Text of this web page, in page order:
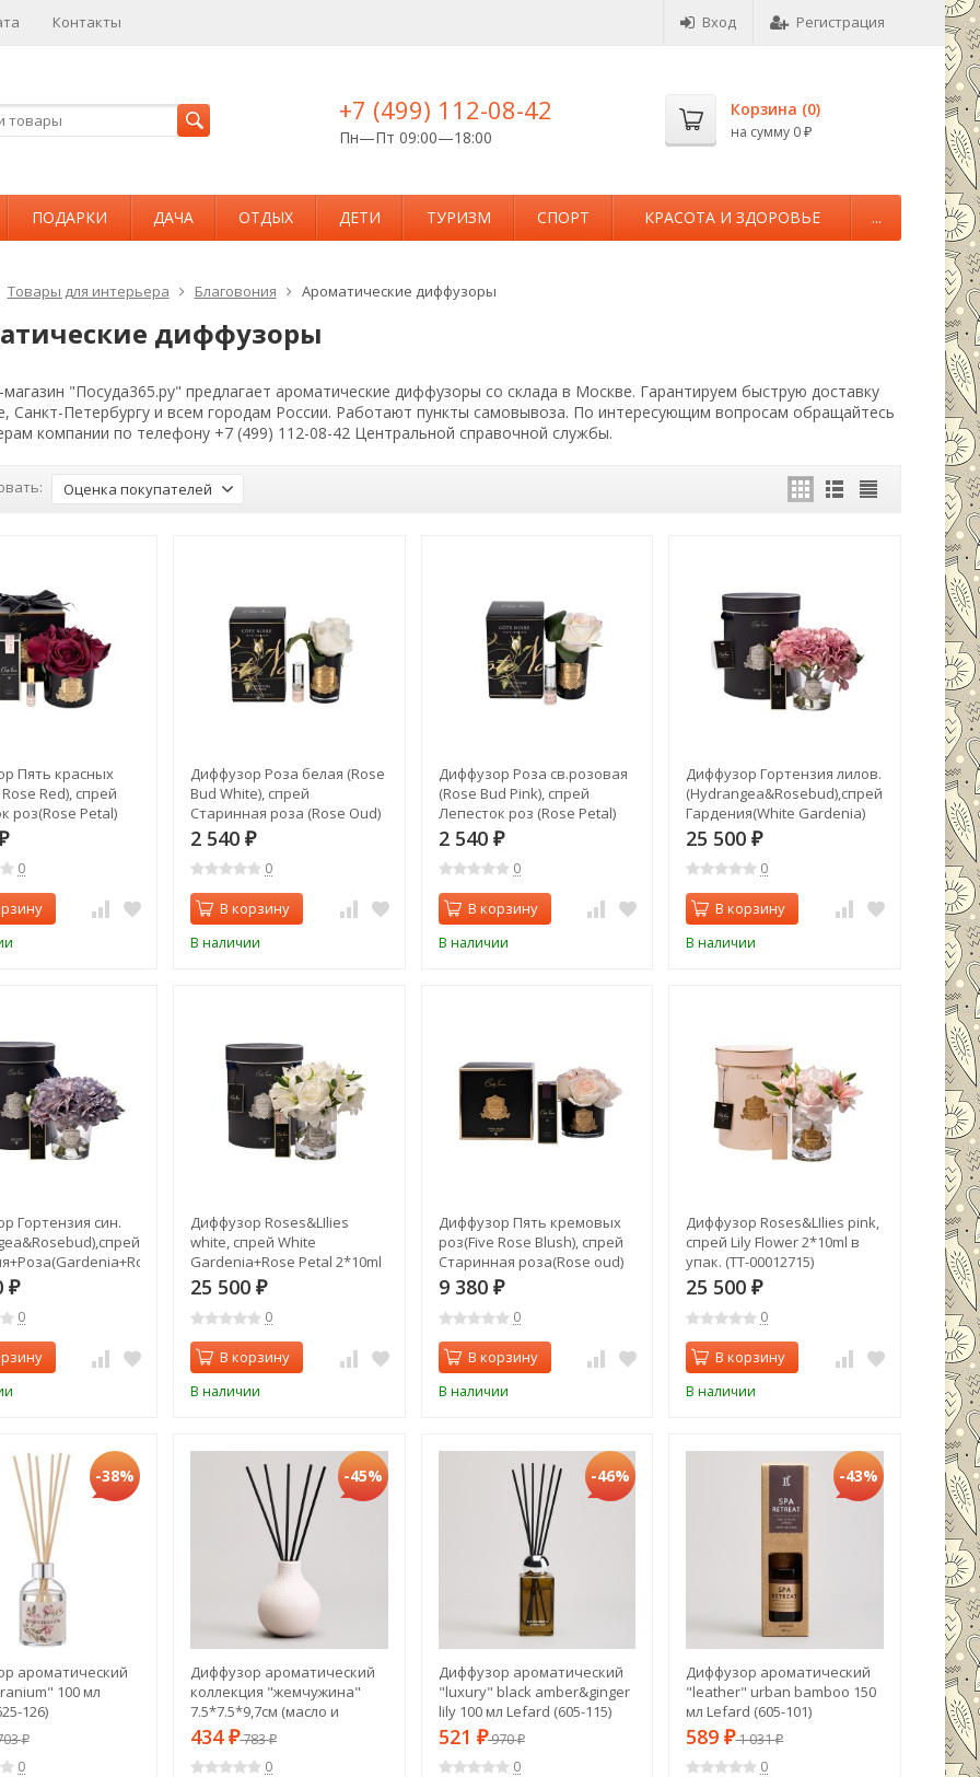
Контакты Вход Регистрация
+7 (499) 112-08-42
Пн—Пт 09:00—18:00
Корзина (0)
на сумму 0 ₽
ПОДАРКИ ДАЧА ОТДЫХ ДЕТИ ТУРИЗМ СПОРТ КРАСОТА И ЗДОРОВЬЕ ...
Товары для интерьера Благовония Ароматические диффузоры
диффузоры
"Посуда365.ру" предлагает ароматические диффузоры со склада в Москве. Гарантируем быструю доставку
Санкт-Петербургу и всем городам России. Работают пункты самовывоза. По интересующим вопросам обращайтесь
компании по телефону +7 (499) 112-08-42 Центральной справочной службы.
Оценка покупателей
Пять красных
Red), спрей
роз(Rose Petal)
(TT-00006253)
0
Диффузор Роза белая (Rose
Bud White), спрей
Старинная роза (Rose Oud)
5мл в упаковке (TT-
00006246)
2 540₽
0
В корзину
В наличии
Диффузор Роза св.розовая
(Rose Bud Pink), спрей
Лепесток роз (Rose Petal)
5мл в упак. (TT-00006248)
2 540 ₽
0
В корзину
В наличии
Диффузор Гортензия лилов.
(Hydrangea&Rosebud),спрей
Гардения(White Gardenia)
2*10ml в уп. (TT-00012716)
25 500₽
0
В корзину
В наличии
Гортензия син.
(TT-00012717)
₽
0
Диффузор Roses&LIlies
white, спрей White
Gardenia+Rose Petal 2*10ml
в упак. (TT-00012714)
25 500₽
0
В корзину
В наличии
Диффузор Пять кремовых
роз(Five Rose Blush), спрей
Старинная роза(Rose oud)
10мл в уп. (TT-00012713)
9 380 ₽
0
В корзину
В наличии
Диффузор Roses&LIlies pink,
спрей Lily Flower 2*10ml в
упак. (TT-00012715)
25 500₽
0
В корзину
В наличии
-38%
ароматический
100 мл
126)
₽
0
-45%
Диффузор ароматический
коллекция "жемчужина"
7.5*7.5*9,7см (масло и
палочки в комплекте)
Lefard (374-160)
434₽783₽
0
-46%
Диффузор ароматический
"luxury" black amber&ginger
lily 100 мл Lefard (605-115)
521 ₽970₽
0
-43%
Диффузор ароматический
"leather" urban bamboo 150
мл Lefard (605-101)
589₽1 031₽
0